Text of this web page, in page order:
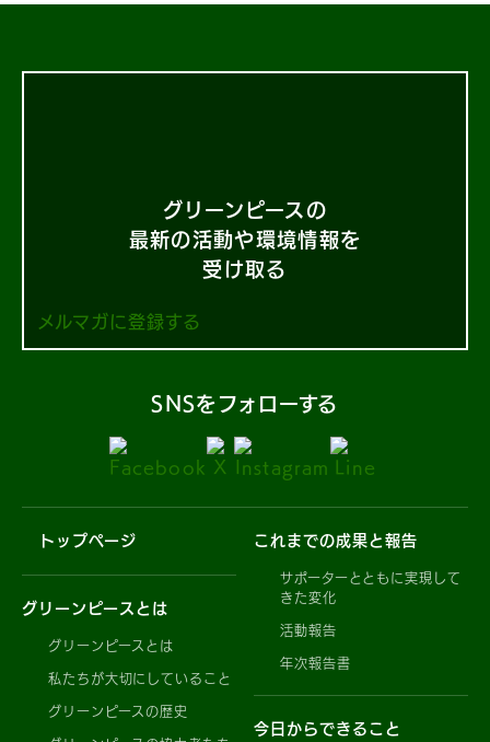
グリーンピースの
最新の活動や環境情報を
受け取る
メルマガに登録する
SNSをフォローする
トップページ
グリーンピースとは
グリーンピースとは
私たちが大切にしていること
グリーンピースの歴史
これまでの成果と報告
サポーターとともに実現して
きた変化
活動報告
年次報告書
今日からできること